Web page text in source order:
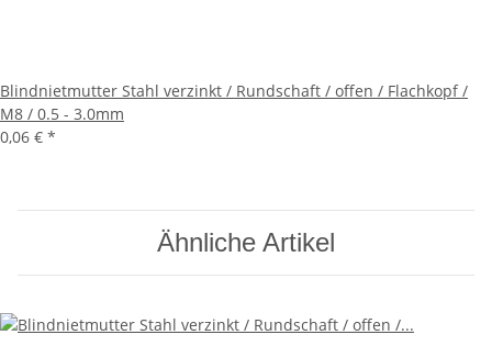
Blindnietmutter Stahl verzinkt / Rundschaft / offen / Flachkopf /
M8 / 0.5 - 3.0mm
0,06 € *
Ähnliche Artikel